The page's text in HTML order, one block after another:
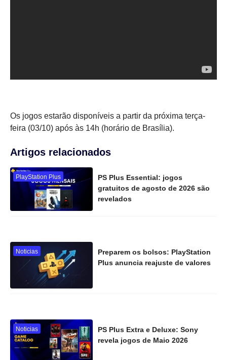
Os jogos estarão disponíveis a partir da próxima terça-
feira (03/10) após às 14h (horário de Brasília).
Artigos relacionados
PlayStation Plus
PS Plus Essential: jogos
gratuitos de agosto de 2026 são
revelados
Noticias
Preparem os bolsos: PlayStation
Plus anuncia reajuste de valores
Noticias
PS Plus Extra e Deluxe: Sony
revela jogos de Maio 2026